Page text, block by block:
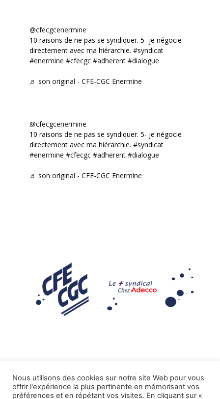
@cfecgcenermine
10 raisons de ne pas se syndiquer. 5- je négocie
directement avec ma hiérarchie. #syndicat
#enermine #cfecgc #adherent #dialogue
♬ son original - CFE-CGC Enermine
@cfecgcenermine
10 raisons de ne pas se syndiquer. 5- je négocie
directement avec ma hiérarchie. #syndicat
#enermine #cfecgc #adherent #dialogue
♬ son original - CFE-CGC Enermine
Mentions légales
Nous utilisons des cookies sur notre site Web pour vous
offrir l'expérience la plus pertinente en mémorisant vos
préférences et en répétant vos visites. En cliquant sur «